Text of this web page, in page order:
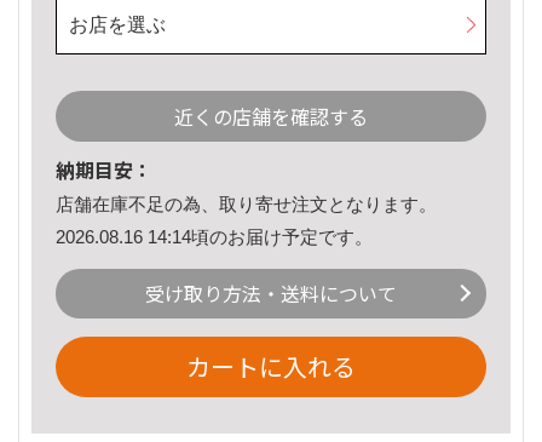
お店を選ぶ
近くの店舗を確認する
納期目安：
店舗在庫不足の為、取り寄せ注文となります。
2026.08.16 14:14頃のお届け予定です。
受け取り方法・送料について
カートに入れる